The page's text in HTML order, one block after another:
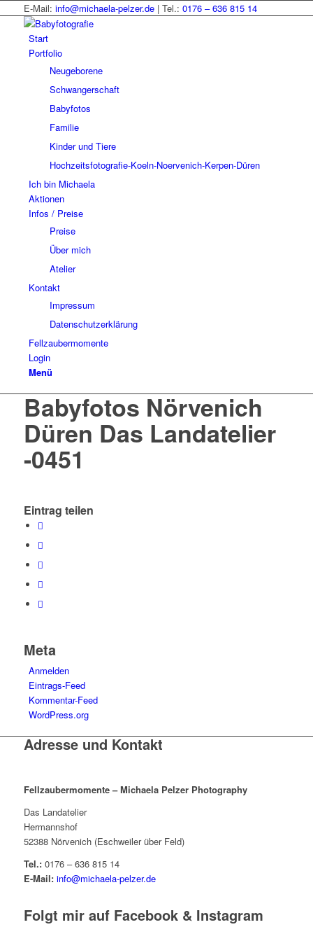
E-Mail: info@michaela-pelzer.de| Tel.: 0176 – 636 815 14
Start
Portfolio
Neugeborene
Schwangerschaft
Babyfotos
Familie
Kinder und Tiere
Hochzeitsfotografie-Koeln-Noervenich-Kerpen-Düren
Ich bin Michaela
Aktionen
Infos / Preise
Preise
Über mich
Atelier
Kontakt
Impressum
Datenschutzerklärung
Fellzaubermomente
Login
Menü
Babyfotos Nörvenich
Düren Das Landatelier
-0451
Eintrag teilen
Meta
Anmelden
Eintrags-Feed
Kommentar-Feed
WordPress.org
Adresse und Kontakt
Fellzaubermomente –Michaela Pelzer Photography
Das Landatelier
Hermannshof
52388 Nörvenich (Eschweiler über Feld)
Tel.:0176 – 636 815 14
E-Mail: info@michaela-pelzer.de
Folgt mir auf Facebook & Instagram